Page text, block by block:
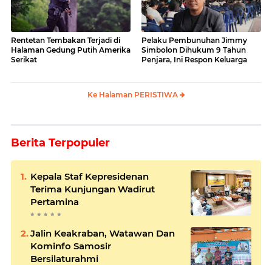
Rentetan Tembakan Terjadi di
Halaman Gedung Putih Amerika
Serikat
Pelaku Pembunuhan Jimmy
Simbolon Dihukum 9 Tahun
Penjara, Ini Respon Keluarga
Ke Halaman PERISTIWA
Berita Terpopuler
Kepala Staf Kepresidenan
Terima Kunjungan Wadirut
Pertamina
Jalin Keakraban, Watawan Dan
Kominfo Samosir
Bersilaturahmi